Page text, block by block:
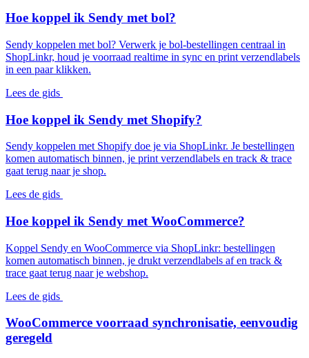
Hoe koppel ik Sendy met bol?
Sendy koppelen met bol? Verwerk je bol-bestellingen centraal in
ShopLinkr, houd je voorraad realtime in sync en print verzendlabels
in een paar klikken.
Lees de gids
Hoe koppel ik Sendy met Shopify?
Sendy koppelen met Shopify doe je via ShopLinkr. Je bestellingen
komen automatisch binnen, je print verzendlabels en track & trace
gaat terug naar je shop.
Lees de gids
Hoe koppel ik Sendy met WooCommerce?
Koppel Sendy en WooCommerce via ShopLinkr: bestellingen
komen automatisch binnen, je drukt verzendlabels af en track &
trace gaat terug naar je webshop.
Lees de gids
WooCommerce voorraad synchronisatie, eenvoudig
geregeld